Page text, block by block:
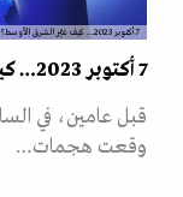
7 أكتوبر 2023… كيف غيّر الشرق الأوسط؟
7 أكتوبر 2023… كيف غيّر الشرق الأوسط؟
وقعت هجمات…